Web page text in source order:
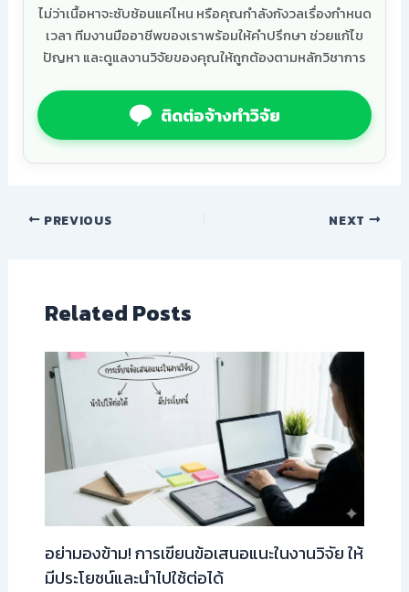
ไม่ว่าเนื้อหาจะซับซ้อนแค่ไหน หรือคุณกำลังกังวลเรื่องกำหนด
เวลา ทีมงานมืออาชีพของเราพร้อมให้คำปรึกษา ช่วยแก้ไข
ปัญหา และดูแลงานวิจัยของคุณให้ถูกต้องตามหลักวิชาการ
ติดต่อจ้างทำวิจัย
PREVIOUS NEXT
Related Posts
อย่ามองข้าม! การเขียนข้อเสนอแนะในงานวิจัย ให้
มีประโยชน์และนำไปใช้ต่อได้